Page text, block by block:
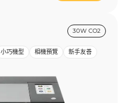
30W CO2
小巧機型 相機預覽 新手友善